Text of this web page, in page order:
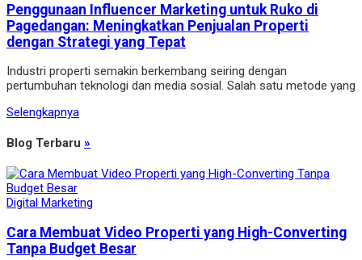
Penggunaan Influencer Marketing untuk Ruko di
Pagedangan: Meningkatkan Penjualan Properti
dengan Strategi yang Tepat
Industri properti semakin berkembang seiring dengan
pertumbuhan teknologi dan media sosial. Salah satu metode yang
Selengkapnya
Blog Terbaru »
Digital Marketing
Cara Membuat Video Properti yang High-Converting
Tanpa Budget Besar